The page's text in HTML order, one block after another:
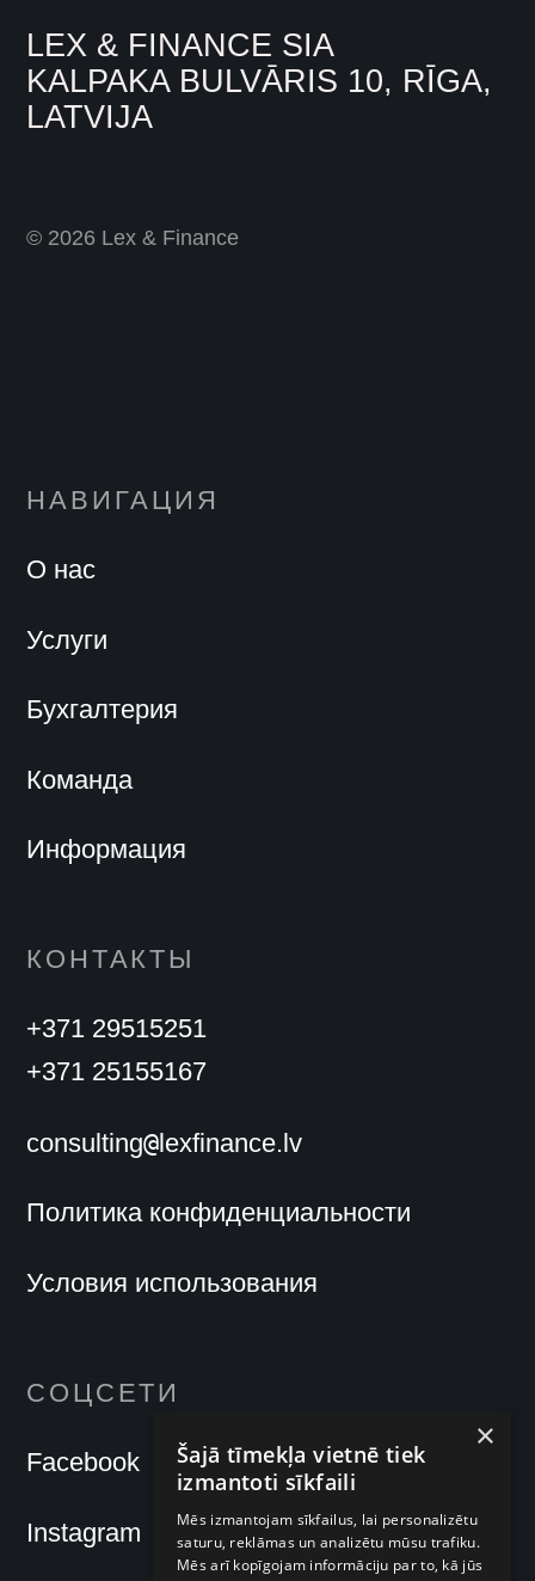
LEX & FINANCE SIA
KALPAKA BULVĀRIS 10, RĪGA,
LATVIJA
© 2026 Lex & Finance
НАВИГАЦИЯ
О нас
Услуги
Бухгалтерия
Команда
Информация
КОНТАКТЫ
+371 29515251
+371 25155167
consulting@lexfinance.lv
Политика конфиденциальности
Условия использования
СОЦСЕТИ
Facebook
Instagram
×
Šajā tīmekļa vietnē tiek
izmantoti sīkfaili
Mēs izmantojam sīkfailus, lai personalizētu
saturu, reklāmas un analizētu mūsu trafiku.
Mēs arī kopīgojam informāciju par to, kā jūs